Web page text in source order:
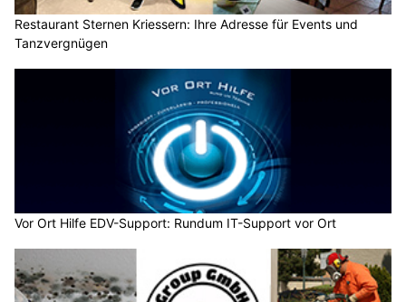
Restaurant Sternen Kriessern: Ihre Adresse für Events und
Tanzvergnügen
Vor Ort Hilfe EDV-Support: Rundum IT-Support vor Ort